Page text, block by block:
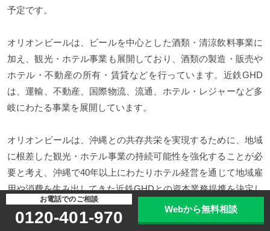
予定です。
オリオンビールは、ビールを中心とした酒類・清涼飲料事業に
加え、観光・ホテル事業も展開しており、酒類の製造・販売や
ホテル・不動産の所有・賃貸などを行っています。近鉄GHD
は、運輸、不動産、国際物流、流通、ホテル・レジャーなど多
岐にわたる事業を展開しています。
オリオンビールは、沖縄との共存共栄を実現するために、地域
に根差した観光・ホテル事業の持続可能性を強化することが必
要と考え、沖縄で40年以上にわたりホテル経営を通じて地域雇
用や消費を生み出してきた近鉄GHDとの資本業務提携を決定し
ました。
お電話でのご相談
0120-401-970 Webから無料相談